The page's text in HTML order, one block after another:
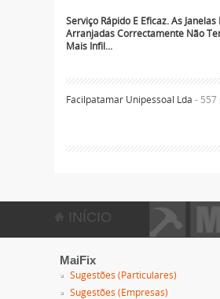
Serviço Rápido E Eficaz. As Janelas
Arranjadas Correctamente Não
Mais Infil...
Facilpatamar Unipessoal Lda - 557
INÍCIO
MaiFix
Sugestões (Particulares)
Sugestões (Empresas)